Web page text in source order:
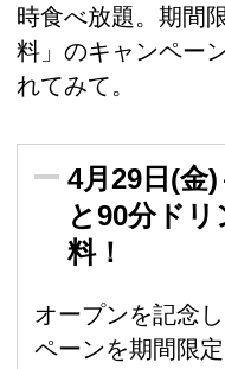
時食べ放題。期間
料」のキャンペー
れてみて。
4月29日(金
と90分ド
料！
オープンを記念
ペーンを期間限